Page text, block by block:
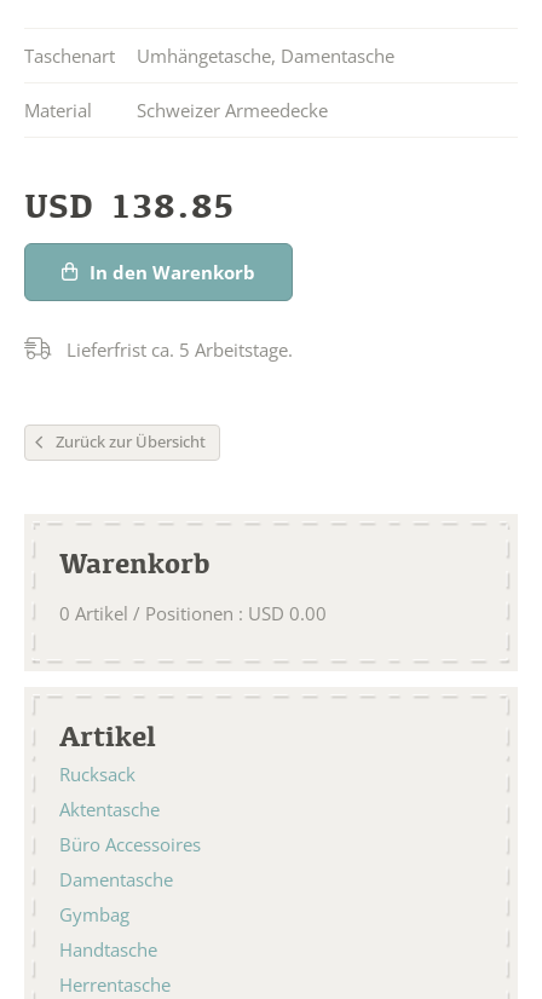
Taschenart Umhängetasche, Damentasche
Material Schweizer Armeedecke
USD 138.85
In den Warenkorb
Lieferfrist ca. 5 Arbeitstage.
Zurück zur Übersicht
Warenkorb
0 Artikel / Positionen : USD 0.00
Artikel
Rucksack
Aktentasche
Büro Accessoires
Damentasche
Gymbag
Handtasche
Herrentasche